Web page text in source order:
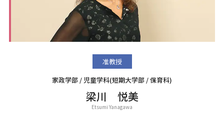
准教授
家政学部 / 児童学科(短期大学部 / 保育科)
梁川 悦美
Etsumi Yanagawa